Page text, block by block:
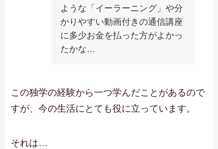
ような「イーラーニング」や分
かりやすい動画付きの通信講座
に多少お金を払った方がよかっ
たかな…
この独学の経験から一つ学んだことがあるので
すが、今の生活にとても役に立っています。
それは…